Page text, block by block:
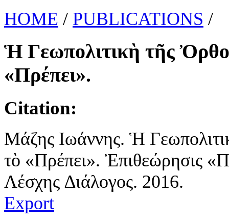
HOME / PUBLICATIONS /
Ἡ Γεωπολιτικὴ τῆς
«Πρέπει».
Citation:
Μάζης Ιωάννης. Ἡ
τὸ «Πρέπει». Ἐπιθεώρησις
Λέσχης ∆ιάλογος. 2016.
Export